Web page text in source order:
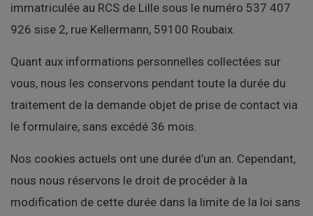
immatriculée au RCS de Lille sous le numéro 537 407
926 sise 2, rue Kellermann, 59100 Roubaix.
Quant aux informations personnelles collectées sur
vous, nous les conservons pendant toute la durée du
traitement de la demande objet de prise de contact via
le formulaire, sans excédé 36 mois.
Nos cookies actuels ont une durée d’un an. Cependant,
nous nous réservons le droit de procéder à la
modification de cette durée dans la limite de la loi sans